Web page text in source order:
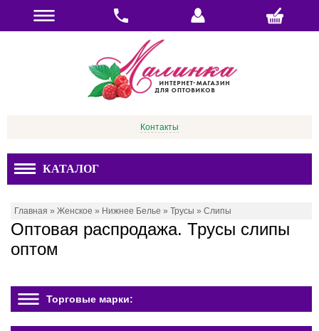
Контакты
КАТАЛОГ
Главная » Женское » Нижнее Белье » Трусы » Слипы
Оптовая распродажа. Трусы слипы
оптом
Торговые марки: